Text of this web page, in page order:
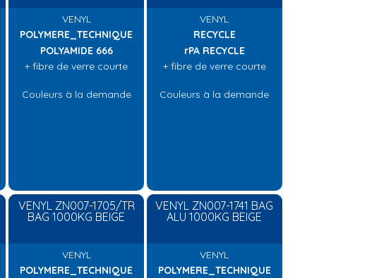
VENYL
POLYMERE_TECHNIQUE
POLYAMIDE 666
+ fibre de verre courte
Couleurs à la demande
VENYL
RECYCLE
rPA RECYCLE
+ fibre de verre courte
Couleurs à la demande
VENYL ZN007-1705/TR
BAG 1000KG BEIGE
VENYL
POLYMERE_TECHNIQUE
VENYL ZN007-1741 BAG
ALU 1000KG BEIGE
VENYL
POLYMERE_TECHNIQUE